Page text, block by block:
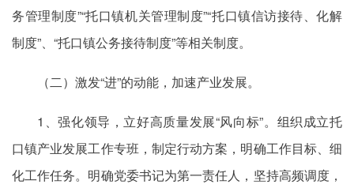
务管理制度”“托口镇机关管理制度”“托口镇信访接待、化解
制度”、“托口镇公务接待制度”等相关制度。
（二）激发“进”的动能，加速产业发展。
1、强化领导，立好高质量发展“风向标”。组织成立托
口镇产业发展工作专班，制定行动方案，明确工作目标、细
化工作任务。明确党委书记为第一责任人，坚持高频调度，